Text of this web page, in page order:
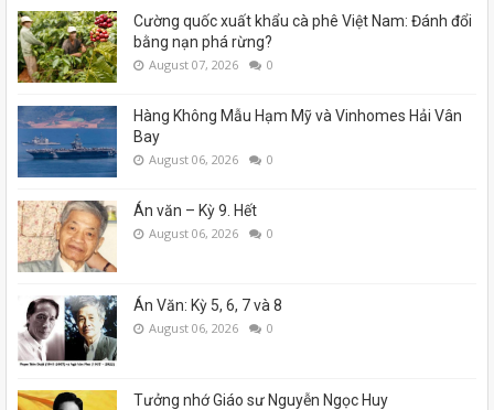
Cường quốc xuất khẩu cà phê Việt Nam: Đánh đổi
bằng nạn phá rừng?
August 07, 2026 0
Hàng Không Mẫu Hạm Mỹ và Vinhomes Hải Vân
Bay
August 06, 2026 0
Án văn – Kỳ 9. Hết
August 06, 2026 0
Án Văn: Kỳ 5, 6, 7 và 8
August 06, 2026 0
Tưởng nhớ Giáo sư Nguyễn Ngọc Huy